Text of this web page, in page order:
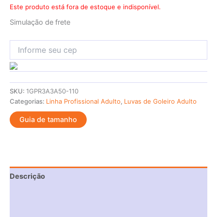
Este produto está fora de estoque e indisponível.
Simulação de frete
SKU: 1GPR3A3A50-110
Categorias: Linha Profissional Adulto, Luvas de Goleiro Adulto
Guia de tamanho
Descrição